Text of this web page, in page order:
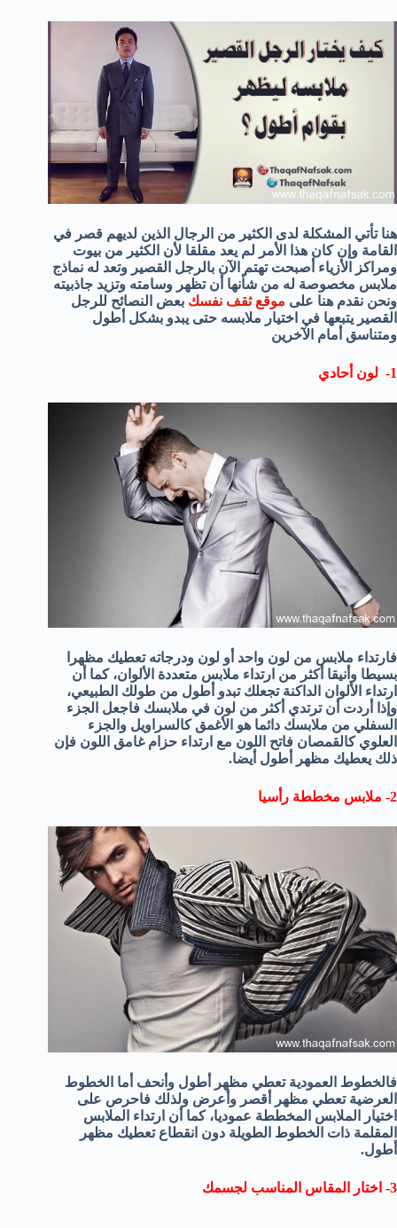
هنا تأتي المشكلة لدى الكثير من الرجال الذين لديهم قصر في
القامة وإن كان هذا الأمر لم يعد مقلقا لأن الكثير من بيوت
ومراكز الأزياء أصبحت تهتم الآن بالرجل القصير وتعد له نماذج
ملابس مخصوصة له من شأنها أن تظهر وسامته وتزيد جاذبيته
ونحن نقدم هنا على موقع ثقف نفسك بعض النصائح للرجل
القصير يتبعها في اختيار ملابسه حتى يبدو بشكل أطول
ومتناسق أمام الآخرين
1- لون أحادي
فارتداء ملابس من لون واحد أو لون ودرجاته تعطيك مظهرا
بسيطا وأنيقا أكثر من ارتداء ملابس متعددة الألوان، كما أن
ارتداء الألوان الداكنة تجعلك تبدو أطول من طولك الطبيعي،
وإذا أردت أن ترتدي أكثر من لون في ملابسك فاجعل الجزء
السفلي من ملابسك دائما هو الأغمق كالسراويل والجزء
العلوي كالقمصان فاتح اللون مع ارتداء حزام غامق اللون فإن
ذلك يعطيك مظهر أطول أيضا.
2- ملابس مخططة رأسيا
فالخطوط العمودية تعطي مظهر أطول وأنحف أما الخطوط
العرضية تعطي مظهر أقصر وأعرض ولذلك فاحرص على
اختيار الملابس المخططة عموديا، كما أن ارتداء الملابس
المقلمة ذات الخطوط الطويلة دون انقطاع تعطيك مظهر
أطول.
3- اختار المقاس المناسب لجسمك